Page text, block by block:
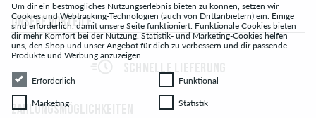
UNSERE VORTEILE
SCHNELLE LIEFERUNG
ZAHLUNGSMÖGLICHKEITEN
Um dir ein bestmögliches Nutzungserlebnis bieten zu können, setzen wir
Cookies und Webtracking-Technologien (auch von Drittanbietern) ein. Einige
sind erforderlich, damit unsere Seite funktioniert. Funktionale Cookies bieten
dir mehr Komfort bei der Nutzung. Statistik- und Marketing-Cookies helfen
uns, den Shop und unser Angebot für dich zu verbessern und dir passende
Produkte und Werbung anzuzeigen.
Erforderlich
Erforderlich FunktionalFunktional
MarketingMarketing StatistikStatistik